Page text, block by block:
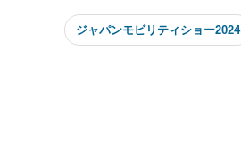
ジャパンモビリティショー2024